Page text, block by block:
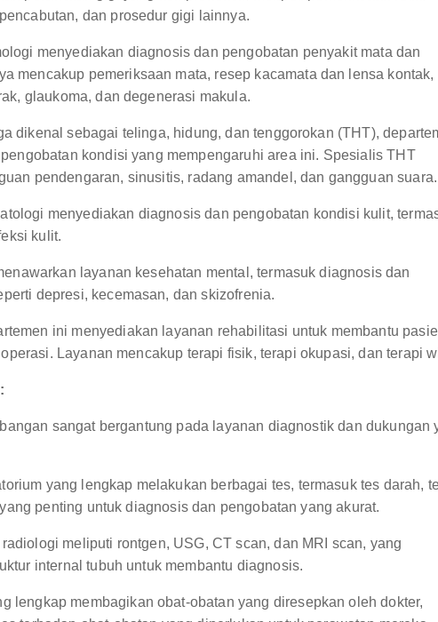
dan prosedur gigi lainnya.
menyediakan diagnosis dan pengobatan penyakit mata dan
mencakup pemeriksaan mata, resep kacamata dan lensa kontak,
glaukoma, dan degenerasi makula.
dikenal sebagai telinga, hidung, dan tenggorokan (THT),
kondisi yang mempengaruhi area ini. Spesialis THT
pendengaran, sinusitis, radang amandel, dan gangguan suara.
menyediakan diagnosis dan pengobatan kondisi kulit,
kulit.
layanan kesehatan mental, termasuk diagnosis dan
depresi, kecemasan, dan skizofrenia.
ini menyediakan layanan rehabilitasi untuk membantu
Layanan mencakup terapi fisik, terapi okupasi, dan terapi
sangat bergantung pada layanan diagnostik dan dukungan
yang lengkap melakukan berbagai tes, termasuk tes darah,
penting untuk diagnosis dan pengobatan yang akurat.
radiologi meliputi rontgen, USG, CT scan, dan MRI scan, yang
internal tubuh untuk membantu diagnosis.
lengkap membagikan obat-obatan yang diresepkan oleh dokter,